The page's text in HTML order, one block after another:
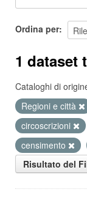
Ordina per
1 dataset
Cataloghi di
Regioni e città
circoscrizioni
censimento
Risultato del